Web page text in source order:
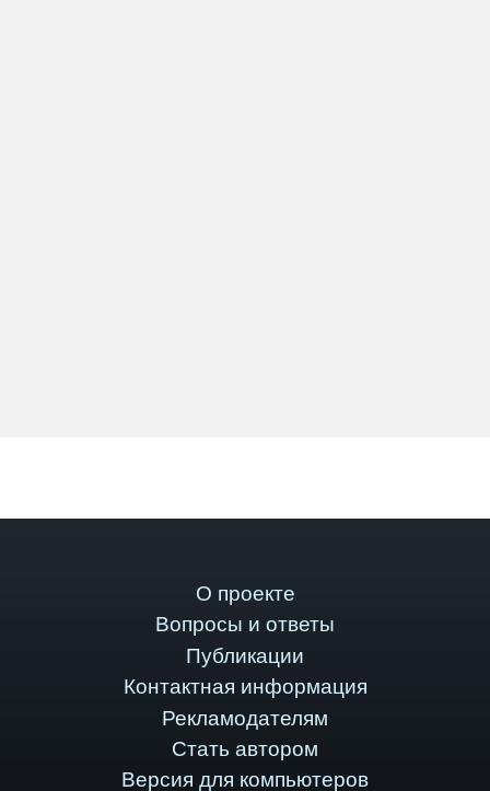
О проекте
Вопросы и ответы
Публикации
Контактная информация
Рекламодателям
Стать автором
Версия для компьютеров